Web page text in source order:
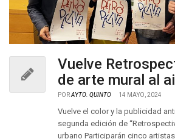
Vuelve
de arte mural al
PORAYTO. QUINTO 14 MAYO, 2024
Vuelve el color y la publicidad
segunda edición de
urbano Participarán cinco